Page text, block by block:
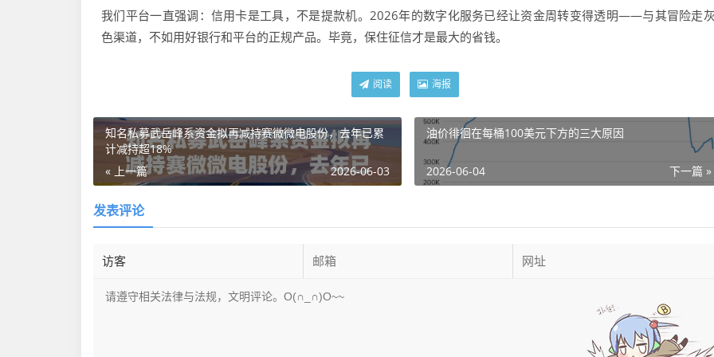
我们平台一直强调：信用卡是工具，不是提款机。2026年的数字化服务已经让资金周转变得透明——与其冒险走
色渠道，不如用好银行和平台的正规产品。毕竟，保住征信才是最大的省钱。
阅读 海报
知名私募武岳峰系资金拟再减持赛微微电股份，去年已累
计减持超18%
« 上一篇
2026-06-03
油价徘徊在每桶100美元下方的三大原因
下一篇 »
2026-06-04
发表评论